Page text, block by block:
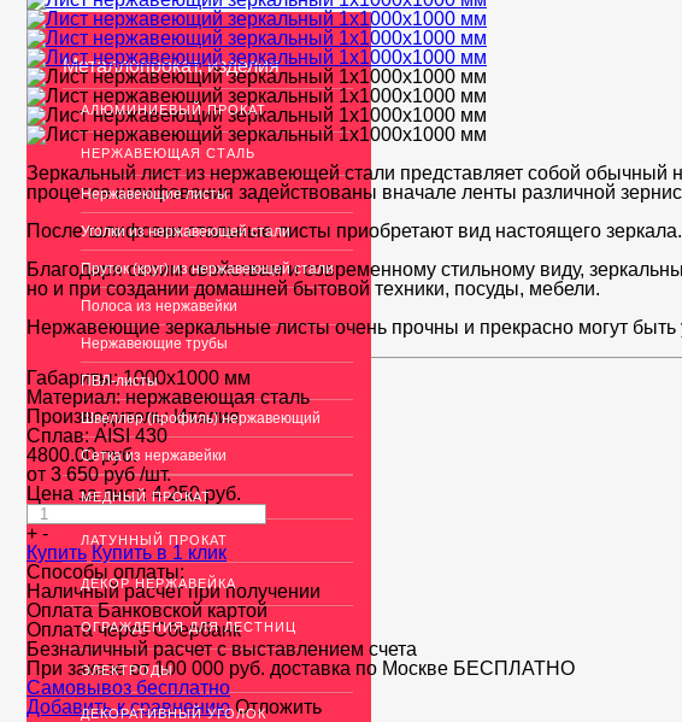
Металлопрокат, изделия
АЛЮМИНИЕВЫЙ ПРОКАТ
НЕРЖАВЕЮЩАЯ СТАЛЬ
Нержавеющие листы
Уголки из нержавеющей стали
Пруток (круг) из нержавеющей стали
Полоса из нержавейки
Нержавеющие трубы
ПВЛ-листы
Швеллер (профиль) нержавеющий
Сетка из нержавейки
МЕДНЫЙ ПРОКАТ
ЛАТУННЫЙ ПРОКАТ
ДЕКОР НЕРЖАВЕЙКА
ОГРАЖДЕНИЯ ДЛЯ ЛЕСТНИЦ
ЭЛЕКТРОДЫ
ДЕКОРАТИВНЫЙ УГОЛОК
Зеркальный лист из нержавеющей стали представляет собой
процессе шлифования задействованы вначале ленты различной
После шлифовки стальные листы приобретают вид настоящего зеркала.
Благодаря своим свойствам и современному стильному виду,
но и при создании домашней бытовой техники, посуды, мебели.
Нержавеющие зеркальные листы очень прочны и прекрасно могут
Габариты:1000х1000 мм
Материал:нержавеющая сталь
Производитель:Италия
Сплав:AISI 430
4800.00руб.
от 3 650 руб /шт.
Цена за лист: 4 250руб.
+ -
Купить Купить в 1 клик
Способы оплаты:
Наличный расчет при получении
Оплата Банковской картой
Оплата через Сбербанк
Безналичный расчет с выставлением счета
При заказе от 100 000 руб. доставка по Москве БЕСПЛАТНО
Cамовывоз бесплатно
Добавить к сравнению Отложить